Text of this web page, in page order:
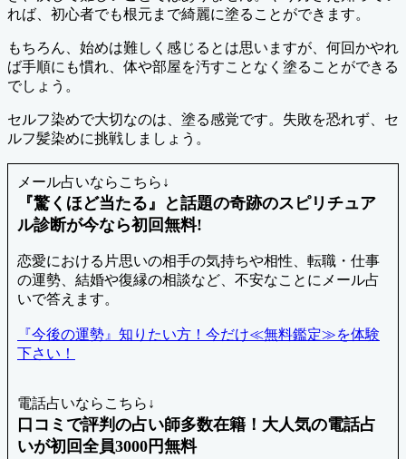
れば、初心者でも根元まで綺麗に塗ることができます。
もちろん、始めは難しく感じるとは思いますが、何回かやれ
ば手順にも慣れ、体や部屋を汚すことなく塗ることができる
でしょう。
セルフ染めで大切なのは、塗る感覚です。失敗を恐れず、セ
ルフ髪染めに挑戦しましょう。
メール占いならこちら↓
『驚くほど当たる』と話題の奇跡のスピリチュア
ル診断が今なら初回無料!
恋愛における片思いの相手の気持ちや相性、転職・仕事
の運勢、結婚や復縁の相談など、不安なことにメール占
いで答えます。
『今後の運勢』知りたい方！今だけ≪無料鑑定≫を体験
下さい！
電話占いならこちら↓
口コミで評判の占い師多数在籍！大人気の電話占
いが初回全員3000円無料